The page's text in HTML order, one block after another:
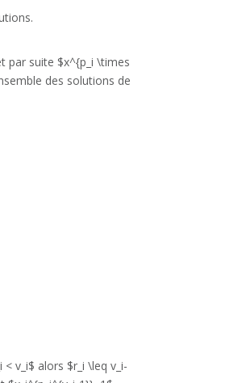
par suite $x^{p_i \times
des solutions de
v_i$ alors $r_i \leq v_i-